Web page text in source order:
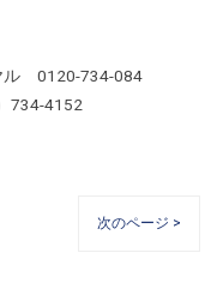
ル 0120-734-084
次のページ >